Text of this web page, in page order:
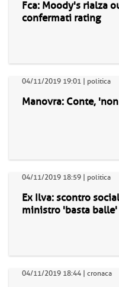
Fca: Moody's rialza
confermati rating
04/11/2019 19:01 | politica
Manovra: Conte,
04/11/2019 18:59 | politica
Ex Ilva: scontro
ministro 'basta balle'
04/11/2019 18:44 | cronaca